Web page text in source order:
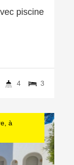
piscine
3
4
à